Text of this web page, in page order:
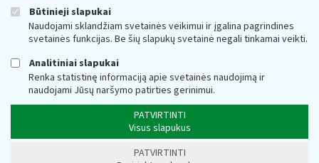
Būtinieji slapukai
Naudojami sklandžiam svetainės veikimui ir įgalina pagrindines
svetainės funkcijas. Be šių slapukų svetainė negali tinkamai veikti.
Analitiniai slapukai
Renka statistinę informaciją apie svetainės naudojimą ir
naudojami Jūsų naršymo patirties gerinimui.
PATVIRTINTI
Visus slapukus
PATVIRTINTI